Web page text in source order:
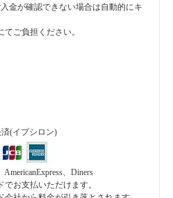
金が確認できない場合は自動的にキ
ご負担ください。
(イプシロン)
、Diners
お支払いただけます。